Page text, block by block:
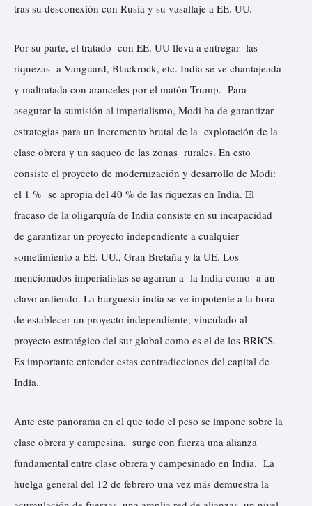
tras su desconexión con Rusia y su vasallaje a EE. UU.
Por su parte, el tratado con EE. UU lleva a entregar las
riquezas a Vanguard, Blackrock, etc. India se ve chantajeada
y maltratada con aranceles por el matón Trump. Para
asegurar la sumisión al imperialismo, Modi ha de garantizar
estrategias para un incremento brutal de la explotación de la
clase obrera y un saqueo de las zonas rurales. En esto
consiste el proyecto de modernización y desarrollo de Modi:
el 1 % se apropia del 40 % de las riquezas en India. El
fracaso de la oligarquía de India consiste en su incapacidad
de garantizar un proyecto independiente a cualquier
sometimiento a EE. UU., Gran Bretaña y la UE. Los
mencionados imperialistas se agarran a la India como a un
clavo ardiendo. La burguesía india se ve impotente a la hora
de establecer un proyecto independiente, vinculado al
proyecto estratégico del sur global como es el de los BRICS.
Es importante entender estas contradicciones del capital de
India.
Ante este panorama en el que todo el peso se impone sobre la
clase obrera y campesina, surge con fuerza una alianza
fundamental entre clase obrera y campesinado en India. La
huelga general del 12 de febrero una vez más demuestra la